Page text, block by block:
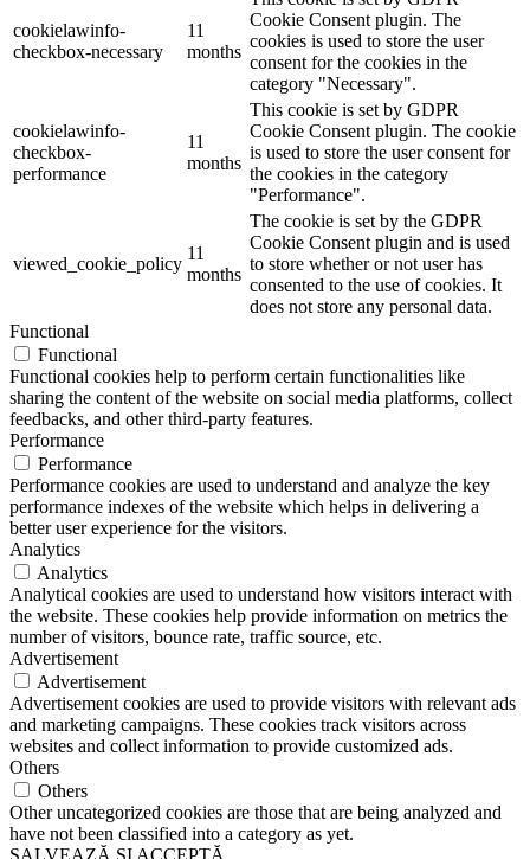
cookielawinfo-
checkbox-necessary
11
months
Cookie Consent plugin. The
cookies is used to store the user
consent for the cookies in the
category "Necessary".
cookielawinfo-
checkbox-
performance
11
months
This cookie is set by GDPR
Cookie Consent plugin. The cookie
is used to store the user consent for
the cookies in the category
"Performance".
viewed_cookie_policy
11
months
The cookie is set by the GDPR
Cookie Consent plugin and is used
to store whether or not user has
consented to the use of cookies. It
does not store any personal data.
Functional
Functional
Functional cookies help to perform certain functionalities like
sharing the content of the website on social media platforms, collect
feedbacks, and other third-party features.
Performance
Performance
Performance cookies are used to understand and analyze the key
performance indexes of the website which helps in delivering a
better user experience for the visitors.
Analytics
Analytics
Analytical cookies are used to understand how visitors interact with
the website. These cookies help provide information on metrics the
number of visitors, bounce rate, traffic source, etc.
Advertisement
Advertisement
Advertisement cookies are used to provide visitors with relevant ads
and marketing campaigns. These cookies track visitors across
websites and collect information to provide customized ads.
Others
Others
Other uncategorized cookies are those that are being analyzed and
have not been classified into a category as yet.
SALVEAZĂ ȘI ACCEPTĂ